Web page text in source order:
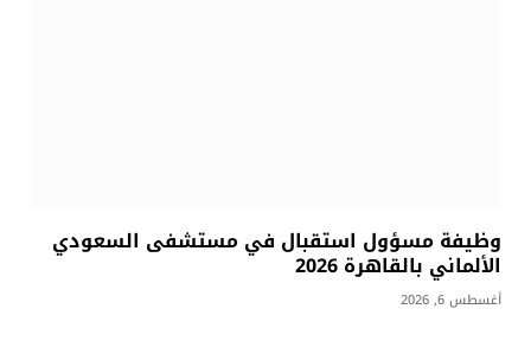
وظيفة مسؤول استقبال في مستشفى السعودي
الألماني بالقاهرة 2026
أغسطس 6, 2026